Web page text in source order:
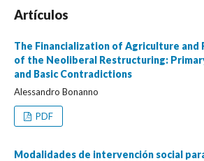
Artículos
The Financialization of Agriculture and
of the Neoliberal Restructuring:
and Basic Contradictions
Alessandro Bonanno
PDF
Modalidades de intervención social